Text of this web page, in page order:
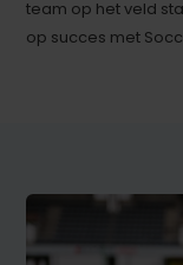
team op het veld
op succes met